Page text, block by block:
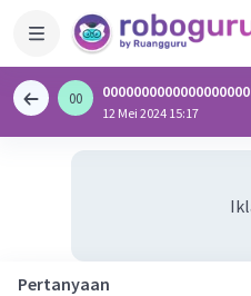
00
0
12 Mei 2024 15:17
Pertanyaan